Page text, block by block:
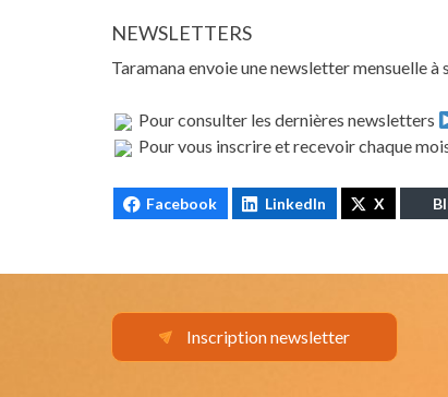
NEWSLETTERS
Taramana envoie une newsletter mensuelle à
Pour consulter les dernières newsletters
Pour vous inscrire et recevoir chaque
Facebook LinkedIn X
Inscription newsletter